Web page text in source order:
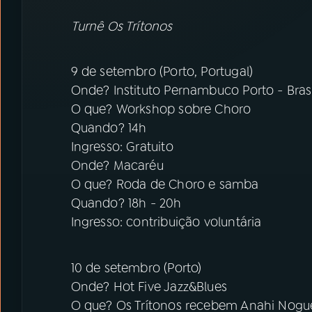
Turnê Os Trítonos
9 de setembro (Porto, Portugal)
Onde? Instituto Pernambuco Porto -
O que? Workshop sobre Choro
Quando? 14h
Ingresso: Gratuito
Onde? Macaréu
O que? Roda de Choro e samba
Quando? 18h - 20h
Ingresso: contribuição voluntária
10 de setembro (Porto)
Onde? Hot Five Jazz&Blues
O que? Os Trítonos recebem Anahi